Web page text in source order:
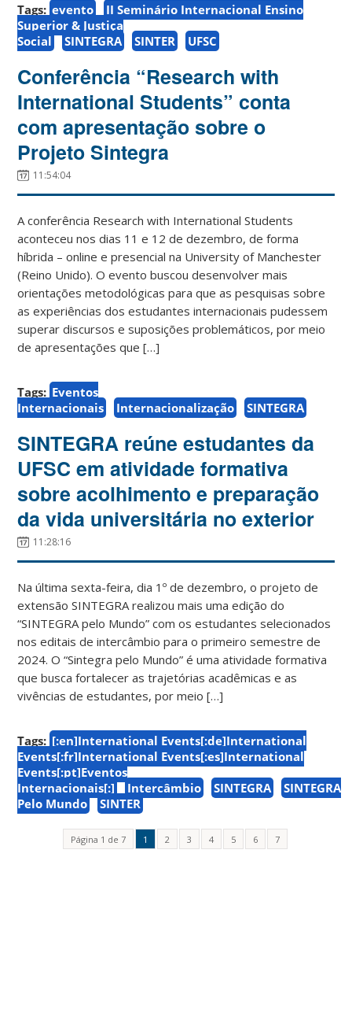
Tags: evento
II Seminário Internacional Ensino
Superior & Justiça
Social
SINTEGRA SINTER UFSC
Conferência “Research with
International Students” conta
com apresentação sobre o
Projeto Sintegra
11:54:04
A conferência Research with International Students
aconteceu nos dias 11 e 12 de dezembro, de forma
híbrida – online e presencial na University of Manchester
(Reino Unido). O evento buscou desenvolver mais
orientações metodológicas para que as pesquisas sobre
as experiências dos estudantes internacionais pudessem
superar discursos e suposições problemáticos, por meio
de apresentações que […]
Tags: Eventos
Internacionais
Internacionalização SINTEGRA
SINTEGRA reúne estudantes da
UFSC em atividade formativa
sobre acolhimento e preparação
da vida universitária no exterior
11:28:16
Na última sexta-feira, dia 1º de dezembro, o projeto de
extensão SINTEGRA realizou mais uma edição do
“SINTEGRA pelo Mundo” com os estudantes selecionados
nos editais de intercâmbio para o primeiro semestre de
2024. O “Sintegra pelo Mundo” é uma atividade formativa
que busca fortalecer as trajetórias acadêmicas e as
vivências de estudantes, por meio […]
Tags: [:en]International Events[:de]International
Events[:fr]International Events[:es]International
Events[:pt]Eventos
Internacionais[:]
Intercâmbio SINTEGRA
SINTEGRA
Pelo Mundo
SINTER
Página 1 de 7 1 2 3 4 5 6 7